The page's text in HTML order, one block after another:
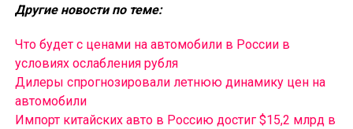
Другие новости по теме:
Что будет с ценами на автомобили в России в
условиях ослабления рубля
Дилеры спрогнозировали летнюю динамику цен на
автомобили
Импорт китайских авто в Россию достиг $15,2 млрд в